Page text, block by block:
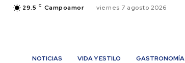
29.5 C Campoamor viernes 7 agosto 2026
NOTICIAS VIDA Y ESTILO GASTRONOMÍA